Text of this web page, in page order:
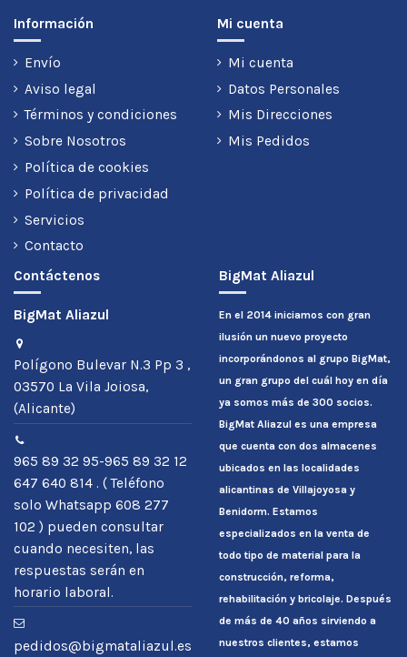
Información
Envío
Aviso legal
Términos y condiciones
Sobre Nosotros
Política de cookies
Política de privacidad
Servicios
Contacto
Mi cuenta
Mi cuenta
Datos Personales
Mis Direcciones
Mis Pedidos
Contáctenos
BigMat Aliazul
Polígono Bulevar N.3 Pp 3 ,
03570 La Vila Joiosa,
(Alicante)
965 89 32 95-965 89 32 12
647 640 814 . ( Teléfono
solo Whatsapp 608 277
102 ) pueden consultar
cuando necesiten, las
respuestas serán en
horario laboral.
pedidos@bigmataliazul.es
BigMat Aliazul
En el 2014 iniciamos con gran
ilusión un nuevo proyecto
incorporándonos al grupo BigMat,
un gran grupo del cuál hoy en día
ya somos más de 300 socios.
BigMat Aliazul es una empresa
que cuenta con dos almacenes
ubicados en las localidades
alicantinas de Villajoyosa y
Benidorm. Estamos
especializados en la venta de
todo tipo de material para la
construcción, reforma,
rehabilitación y bricolaje. Después
de más de 40 años sirviendo a
nuestros clientes, estamos